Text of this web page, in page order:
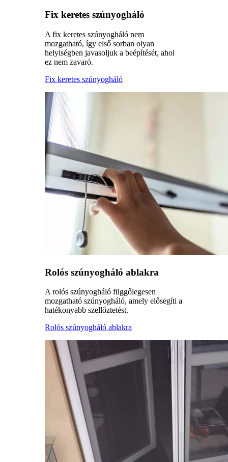
Fix keretes szúnyogháló
A fix keretes szúnyogháló nem
mozgatható, így első sorban olyan
helyiségben javasoljuk a beépítését, ahol
ez nem zavaró.
Fix keretes szúnyogháló
Rolós szúnyogháló ablakra
A rolós szúnyogháló függőlegesen
mozgatható szúnyogháló, amely elősegíti a
hatékonyabb szellőztetést.
Rolós szúnyogháló ablakra